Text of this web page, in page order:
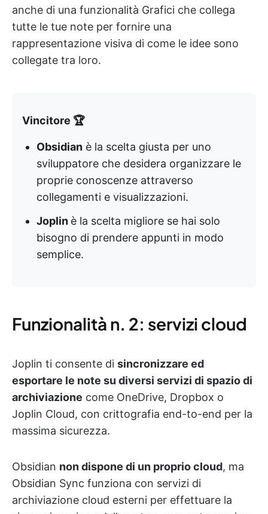
anche di una funzionalità Grafici che collega
tutte le tue note per fornire una
rappresentazione visiva di come le idee sono
collegate tra loro.
Vincitore 🏆
Obsidian è la scelta giusta per uno
sviluppatore che desidera organizzare le
proprie conoscenze attraverso
collegamenti e visualizzazioni.
Joplin è la scelta migliore se hai solo
bisogno di prendere appunti in modo
semplice.
Funzionalità n. 2: servizi cloud
Joplin ti consente di sincronizzare ed
esportare le note su diversi servizi di spazio di
archiviazione come OneDrive, Dropbox o
Joplin Cloud, con crittografia end-to-end per la
massima sicurezza.
Obsidian non dispone di un proprio cloud, ma
Obsidian Sync funziona con servizi di
archiviazione cloud esterni per effettuare la